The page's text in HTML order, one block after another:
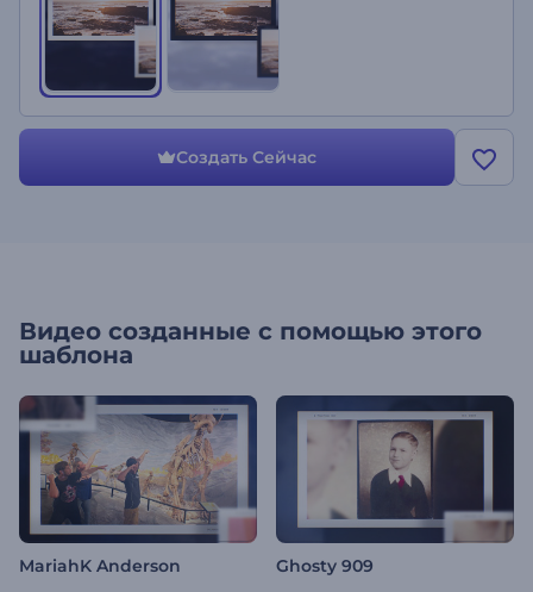
Создать Сейчас
Видео созданные с помощью этого
шаблона
MariahK Anderson Ghosty 909